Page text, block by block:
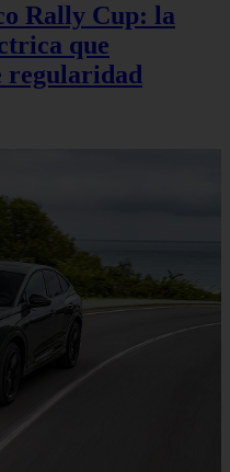
Rally Cup: la
que
regularidad